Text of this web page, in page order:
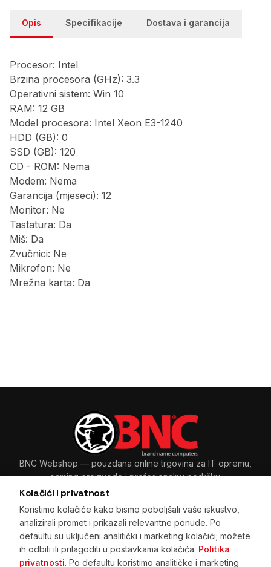
Kolačići i privatnost
Koristimo kolačiće kako bismo poboljšali vaše iskustvo,
analizirali promet i prikazali relevantne ponude. Po
defaultu su uključeni analitički i marketing kolačići; možete
ih odbiti ili prilagoditi u postavkama kolačića. Politika
privatnosti. Po defaultu koristimo analitičke i marketing
Opis Specifikacije Dostava i garancija
Procesor: Intel
Brzina procesora (GHz): 3.3
Operativni sistem: Win 10
RAM: 12 GB
Model procesora: Intel Xeon E3-1240
HDD (GB): 0
SSD (GB): 120
CD - ROM: Nema
Modem: Nema
Garancija (mjeseci): 12
Monitor: Ne
Tastatura: Da
Miš: Da
Zvučnici: Ne
Mikrofon: Ne
Mrežna karta: Da
BNC Webshop — pouzdana online trgovina za IT opremu,
gaming proizvode i profesionalnu podršku.
Sarajevo, BiH
+387 33 265 465 · +387 61 89 11 48
prodaja@bnc.ba